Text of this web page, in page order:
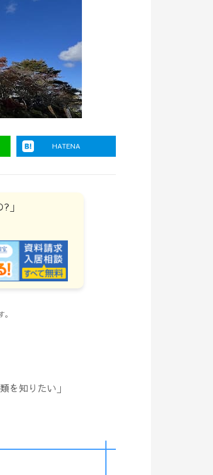
HATENA
」
を知りたい」